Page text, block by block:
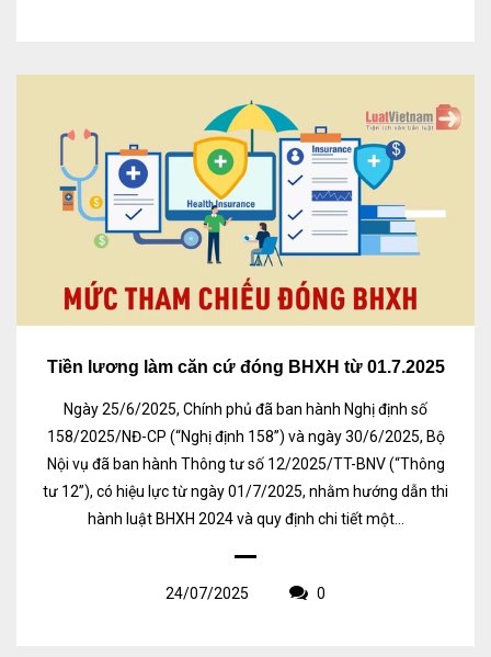
Tiền lương làm căn cứ đóng BHXH từ 01.7.2025
Ngày 25/6/2025, Chính phủ đã ban hành Nghị định số
158/2025/NĐ-CP (“Nghị định 158”) và ngày 30/6/2025, Bộ
Nội vụ đã ban hành Thông tư số 12/2025/TT-BNV (“Thông
tư 12”), có hiệu lực từ ngày 01/7/2025, nhằm hướng dẫn thi
hành luật BHXH 2024 và quy định chi tiết một...
24/07/2025 0